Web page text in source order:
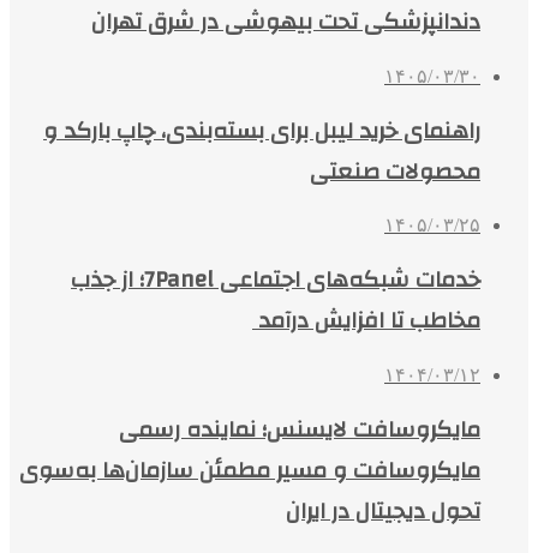
دندانپزشکی تحت بیهوشی در شرق تهران
۱۴۰۵/۰۳/۳۰
راهنمای خرید لیبل برای بسته‌بندی، چاپ بارکد و
محصولات صنعتی
۱۴۰۵/۰۳/۲۵
خدمات شبکه‌های اجتماعی 7Panel؛ از جذب
مخاطب تا افزایش درآمد
۱۴۰۴/۰۳/۱۲
مایکروسافت لایسنس؛ نماینده رسمی
مایکروسافت و مسیر مطمئن سازمان‌ها به‌سوی
تحول دیجیتال در ایران